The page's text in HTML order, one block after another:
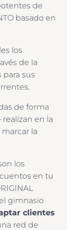
de
basado en
los
de la
sus
de forma
realizan en la
la
los
en tu
gimnasio
clientes
red de